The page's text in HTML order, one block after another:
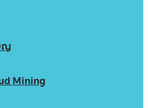
ญ
Mining